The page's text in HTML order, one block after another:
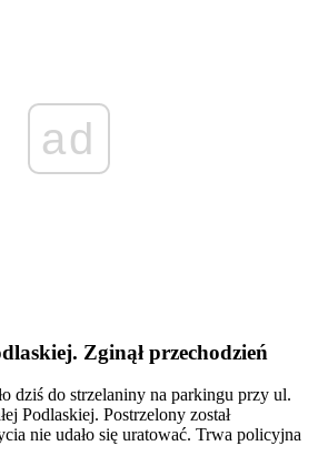
ad
Zginął przechodzień
dziś do strzelaniny na parkingu przy ul.
Podlaskiej. Postrzelony został
nie udało się uratować. Trwa policyjna